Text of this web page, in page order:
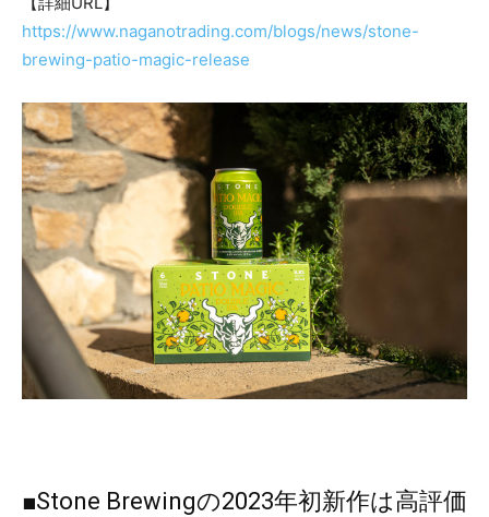
https://www.naganotrading.com/blogs/news/stone-
brewing-patio-magic-release
■Stone Brewingの2023年初新作は高評価